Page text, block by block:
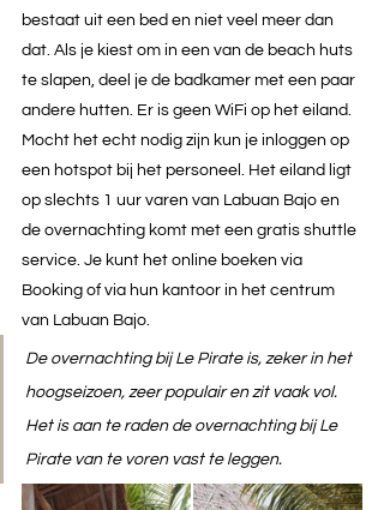
bestaat uit een bed en niet veel meer dan
dat. Als je kiest om in een van de beach huts
te slapen, deel je de badkamer met een paar
andere hutten. Er is geen WiFi op het eiland.
Mocht het echt nodig zijn kun je inloggen op
een hotspot bij het personeel. Het eiland ligt
op slechts 1 uur varen van Labuan Bajo en
de overnachting komt met een gratis shuttle
service. Je kunt het online boeken via
Booking of via hun kantoor in het centrum
van Labuan Bajo.
De overnachting bij Le Pirate is, zeker in het
hoogseizoen, zeer populair en zit vaak vol.
Het is aan te raden de overnachting bij Le
Pirate van te voren vast te leggen.